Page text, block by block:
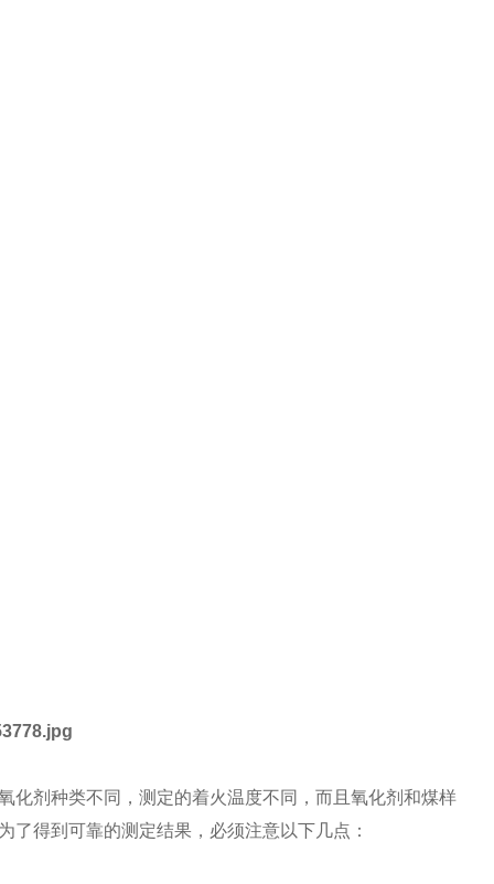
化剂种类不同，测定的着火温度不同，而且氧化剂和煤样
得到可靠的测定结果，必须注意以下几点：